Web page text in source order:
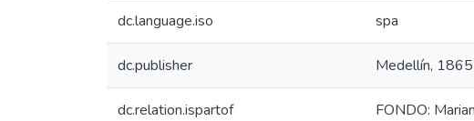
dc.language.iso spa
dc.publisher Medellín, 1865
dc.relation.ispartof FONDO: